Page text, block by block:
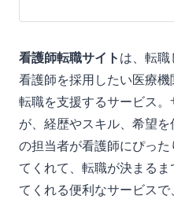
看護師転職サイト は、転職
看護師を採用したい医療機
転職を支援するサービス
が、経歴やスキル、希望
の担当者が看護師にぴっ
てくれて、転職が決まる
てくれる便利なサービスで